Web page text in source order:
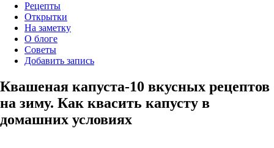
Рецепты
Открытки
На заметку
О блоге
Советы
Добавить запись
Квашеная капуста-10 вкусных рецептов
на зиму. Как квасить капусту в
домашних условиях